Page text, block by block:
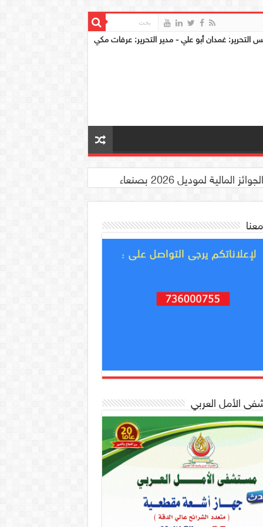
التحرير: غمدان أبو علي - مدير التحرير: عرفات مكي
الأمل العربي